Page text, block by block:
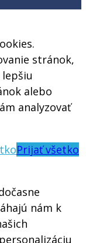
stránok,
alebo
analyzovať
Prijať všetko
nám k